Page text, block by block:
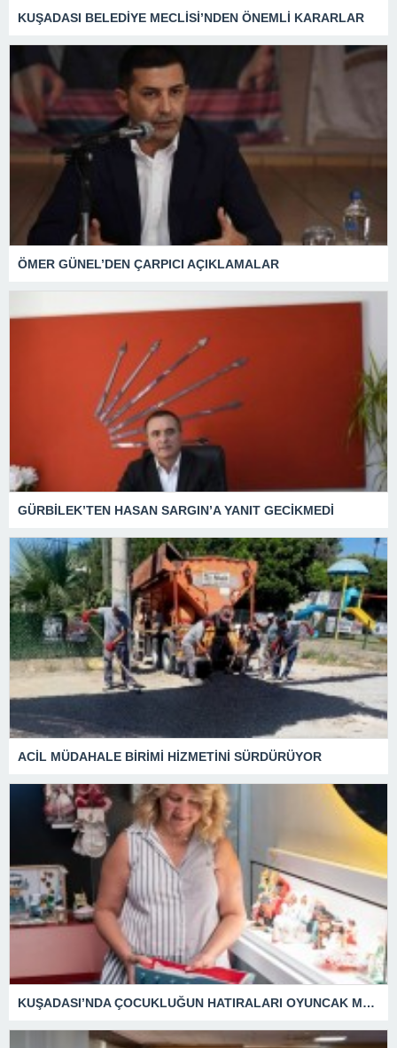
KUŞADASI BELEDİYE MECLİSİ’NDEN ÖNEMLİ KARARLAR
ÖMER GÜNEL’DEN ÇARPICI AÇIKLAMALAR
GÜRBİLEK’TEN HASAN SARGIN’A YANIT GECİKMEDİ
ACİL MÜDAHALE BİRİMİ HİZMETİNİ SÜRDÜRÜYOR
KUŞADASI’NDA ÇOCUKLUĞUN HATIRALARI OYUNCAK MÜZESİNDE HAYAT BULACAK